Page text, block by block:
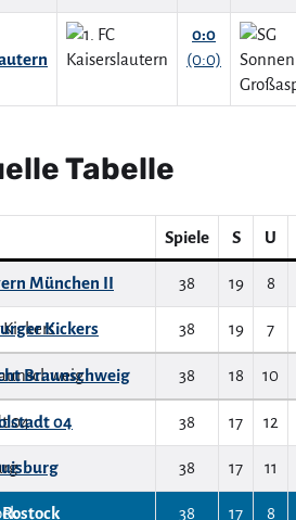
0:0
(0:0)
Tabelle
Spiele S U
München II 38 19 8
Kickers 38 19 7
Braunschweig 38 18 10
04 38 17 12
38 17 11
38 17 8